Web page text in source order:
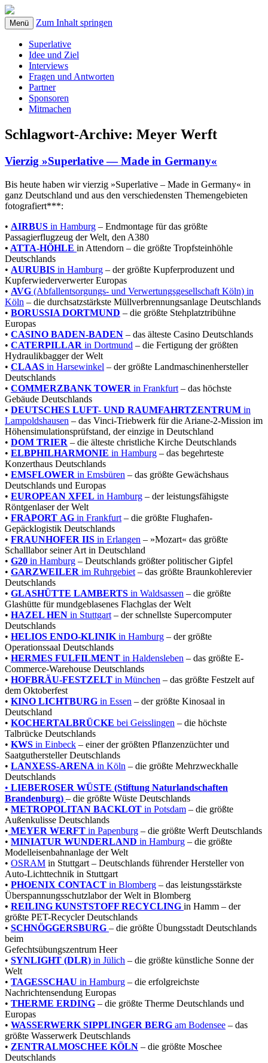
Menü Zum Inhalt springen
Superlative
Idee und Ziel
Interviews
Fragen und Antworten
Partner
Sponsoren
Mitmachen
Schlagwort-Archive: Meyer Werft
Vierzig »Superlative — Made in Germany«
Bis heute haben wir vierzig »Superlative – Made in Germany« in
ganz Deutschland und aus den verschiedensten Themengebieten
fotografiert***:
• AIRBUS in Hamburg – Endmontage für das größte
Passagierflugzeug der Welt, den A380
• ATTA-HÖHLE in Attendorn – die größte Tropfsteinhöhle
Deutschlands
• AURUBIS in Hamburg – der größte Kupferproduzent und
Kupferwiederverwerter Europas
• AVG (Abfallentsorgungs- und Verwertungsgesellschaft Köln) in
Köln – die durchsatzstärkste Müllverbrennungsanlage Deutschlands
• BORUSSIA DORTMUND – die größte Stehplatztribühne
Europas
• CASINO BADEN-BADEN – das älteste Casino Deutschlands
• CATERPILLAR in Dortmund – die Fertigung der größten
Hydraulikbagger der Welt
• CLAAS in Harsewinkel – der größte Landmaschinenhersteller
Deutschlands
• COMMERZBANK TOWER in Frankfurt – das höchste
Gebäude Deutschlands
• DEUTSCHES LUFT- UND RAUMFAHRTZENTRUM in
Lampoldshausen – das Vinci-Triebwerk für die Ariane-2-Mission im
Höhensimulationsprüfstand, der einzige in Deutschland
• DOM TRIER – die älteste christliche Kirche Deutschlands
• ELBPHILHARMONIE in Hamburg – das begehrteste
Konzerthaus Deutschlands
• EMSFLOWER in Emsbüren – das größte Gewächshaus
Deutschlands und Europas
• EUROPEAN XFEL in Hamburg – der leistungsfähigste
Röntgenlaser der Welt
• FRAPORT AG in Frankfurt – die größte Flughafen-
Gepäcklogistik Deutschlands
• FRAUNHOFER IIS in Erlangen – »Mozart« das größte
Schalllabor seiner Art in Deutschland
• G20 in Hamburg – Deutschlands größter politischer Gipfel
• GARZWEILER im Ruhrgebiet – das größte Braunkohlerevier
Deutschlands
• GLASHÜTTE LAMBERTS in Waldsassen – die größte
Glashütte für mundgeblasenes Flachglas der Welt
• HAZEL HEN in Stuttgart – der schnellste Supercomputer
Deutschlands
• HELIOS ENDO-KLINIK in Hamburg – der größte
Operationssaal Deutschlands
• HERMES FULFILMENT in Haldensleben – das größte E-
Commerce-Warehouse Deutschlands
• HOFBRÄU-FESTZELT in München – das größte Festzelt auf
dem Oktoberfest
• KINO LICHTBURG in Essen – der größte Kinosaal in
Deutschland
• KOCHERTALBRÜCKE bei Geisslingen – die höchste
Talbrücke Deutschlands
• KWS in Einbeck – einer der größten Pflanzenzüchter und
Saatguthersteller Deutschlands
• LANXESS-ARENA in Köln – die größte Mehrzweckhalle
Deutschlands
• LIEBEROSER WÜSTE (Stiftung Naturlandschaften
Brandenburg) – die größte Wüste Deutschlands
• METROPOLITAN BACKLOT in Potsdam – die größte
Außenkulisse Deutschlands
• MEYER WERFT in Papenburg – die größte Werft Deutschlands
• MINIATUR WUNDERLAND in Hamburg – die größte
Modelleisenbahnanlage der Welt
• OSRAM in Stuttgart – Deutschlands führender Hersteller von
Auto-Lichttechnik in Stuttgart
• PHOENIX CONTACT in Blomberg – das leistungsstärkste
Überspannungsschutzlabor der Welt in Blomberg
• REILING KUNSTSTOFF RECYCLING in Hamm – der
größte PET-Recycler Deutschlands
• SCHNÖGGERSBURG – die größte Übungsstadt Deutschlands
beim
Gefechtsübungszentrum Heer
• SYNLIGHT (DLR) in Jülich – die größte künstliche Sonne der
Welt
• TAGESSCHAU in Hamburg – die erfolgreichste
Nachrichtensendung Europas
• THERME ERDING – die größte Therme Deutschlands und
Europas
• WASSERWERK SIPPLINGER BERG am Bodensee – das
größte Wasserwerk Deutschlands
• ZENTRALMOSCHEE KÖLN – die größte Moschee
Deutschlands